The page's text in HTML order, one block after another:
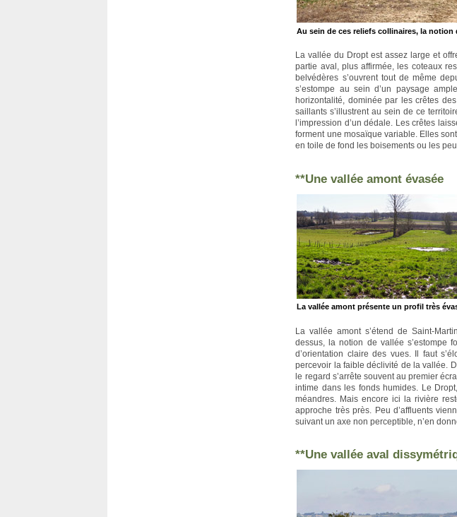
Au sein de ces reliefs collinaires, la notion
La vallée du Dropt est assez large et
partie aval, plus affirmée, les coteaux
belvédères s’ouvrent tout de même
s’estompe au sein d’un paysage
horizontalité, dominée par les crêtes
saillants s’illustrent au sein de ce
l’impression d’un dédale. Les crêtes
forment une mosaïque variable. Elles
en toile de fond les boisements ou les
**Une vallée amont évasée
La vallée amont présente un profil très
La vallée amont s’étend de Saint-
dessus, la notion de vallée s’estompe
d’orientation claire des vues. Il faut
percevoir la faible déclivité de la vallée.
le regard s’arrête souvent au premier
intime dans les fonds humides. Le
méandres. Mais encore ici la rivière
approche très près. Peu d’affluents
suivant un axe non perceptible, n’en
**Une vallée aval